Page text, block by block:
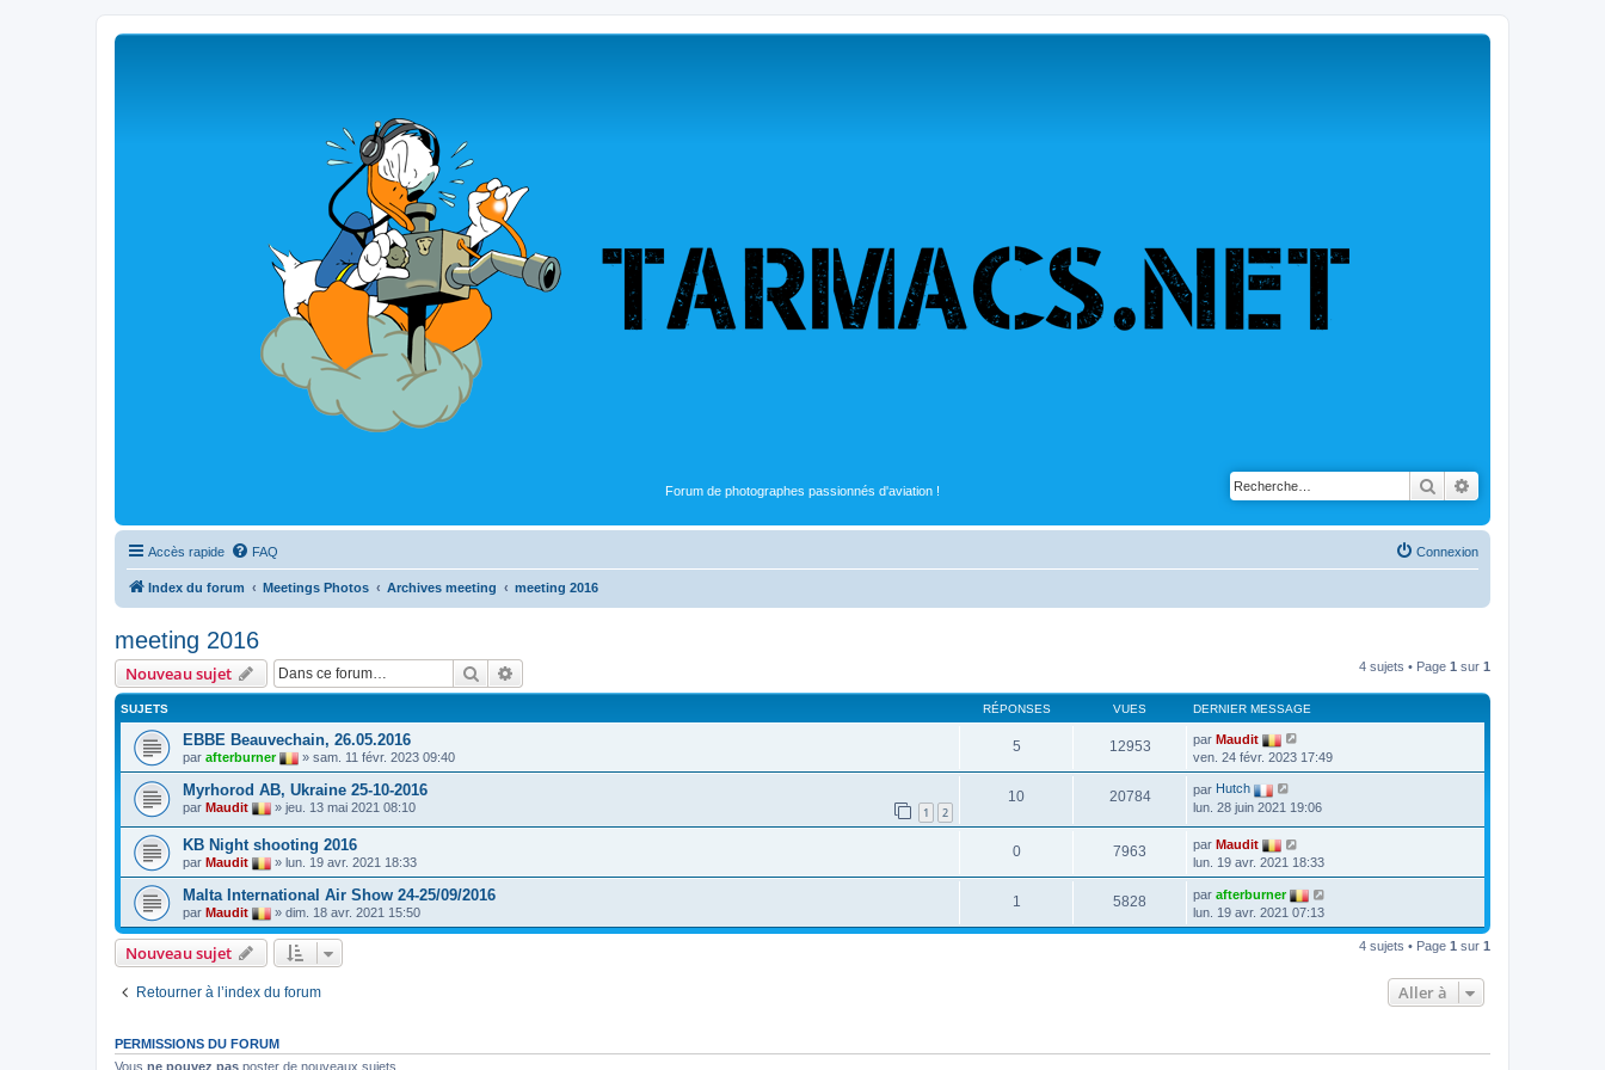
Forum de photographes passionnés d'aviation ! Rechercher
Accès rapide FAQ Connexion
Index du forum Meetings Photos Archives meeting meeting 2016
meeting 2016
Nouveau sujet Rechercher 4 sujets • Page 1 sur 1
SUJETS RÉPONSES VUES DERNIER MESSAGE
EBBE Beauvechain, 26.05.2016
par afterburner » sam. 11 févr. 2023 09:40
5 12953 par Maudit
ven. 24 févr. 2023 17:49
Myrhorod AB, Ukraine 25-10-2016
par Maudit » jeu. 13 mai 2021 08:10 1 2
10 20784 par Hutch
lun. 28 juin 2021 19:06
KB Night shooting 2016
par Maudit » lun. 19 avr. 2021 18:33
0 7963 par Maudit
lun. 19 avr. 2021 18:33
Malta International Air Show 24-25/09/2016
par Maudit » dim. 18 avr. 2021 15:50
1 5828 par afterburner
lun. 19 avr. 2021 07:13
Nouveau sujet 4 sujets • Page 1 sur 1
Retourner à l’index du forum Aller à
PERMISSIONS DU FORUM
Vous ne pouvez pas poster de nouveaux sujets